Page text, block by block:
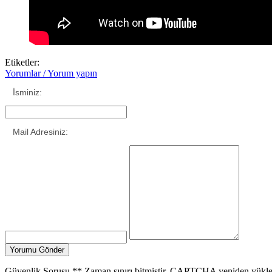
Etiketler:
Yorumlar / Yorum yapın
İsminiz:
Mail Adresiniz: